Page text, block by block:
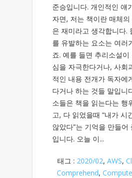
준승입니다. 개인적인 얘
자면, 저는 책이란 매체의
은 재미라고 생각합니다.
를 유발하는 요소는 여러
죠. 예를 들면 추리소설이
심을 자극한다거나, 사회
적인 내용 전개가 독자에
다거나 하는 것들 말입니
소들은 책을 읽는다는 행
고, 다 읽었을때 “내가 시
않았다”는 기억을 만들어
입니다. 오늘 이...
태그 : 2020/02, AWS,
Comprehend,